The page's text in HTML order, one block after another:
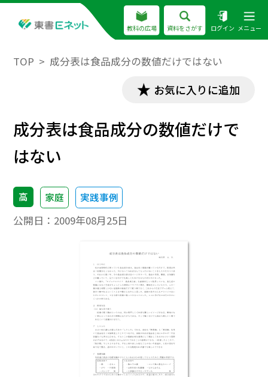
教科の広場 資料をさがす ログイン メニュー
TOP 成分表は食品成分の数値だけではない
お気に入りに追加
成分表は食品成分の数値だけで
はない
高 家庭 実践事例
公開日： 2009年08月25日